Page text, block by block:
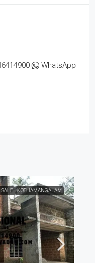
WhatsApp
SALE KOTHAMANGALAM